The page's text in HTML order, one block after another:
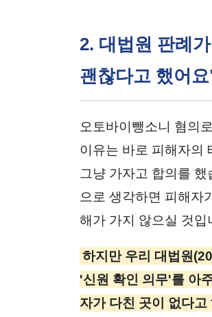
2. 대법원 판례
괜찮다고 했어
오토바이뺑소니 혐의
이유는 바로 피해자의
그냥 가자고 합의를
으로 생각하면 피해자
해가 가지 않으실 것입
하지만 우리 대법원
'신원 확인 의무'를 아
자가 다친 곳이 없다